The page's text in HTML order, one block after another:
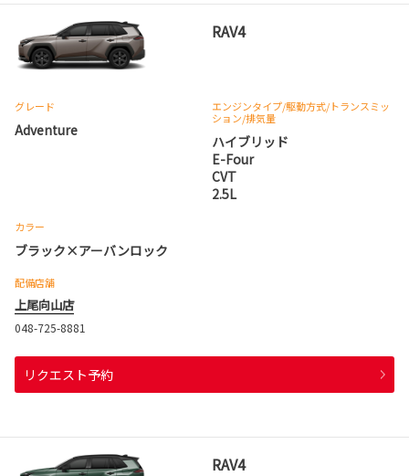
RAV4
グレード
Adventure
エンジンタイプ/駆動方式/トランスミッ
ション/排気量
ハイブリッド
E-Four
CVT
2.5L
カラー
ブラック×アーバンロック
配備店舗
上尾向山店
048-725-8881
リクエスト予約
RAV4